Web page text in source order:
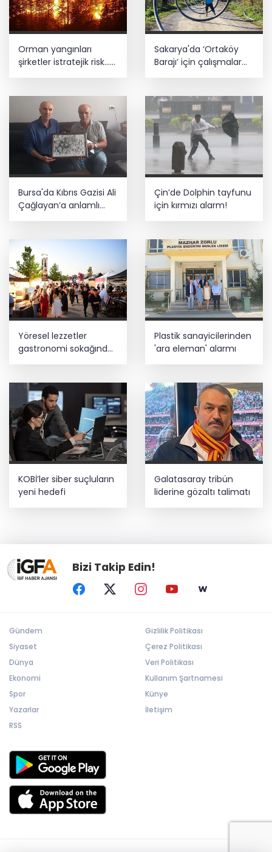
Orman yangınları
şirketler istratejik risk...
Sakarya'da ‘Ortaköy
Barajı’ için çalışmalar
Bursa'da Kıbrıs Gazisi Ali
Çağlayan’a anlamlı
Çin’de Dolphin tayfunu
için kırmızı alarm!
Yöresel lezzetler
gastronomi sokağında
ziyaretçilerle buluşuyor
Plastik sanayicilerinden
'ara eleman' alarmı
KOBİ’ler siber suçluların
yeni hedefi
Galatasaray tribün
liderine gözaltı talimatı
Bizi Takip Edin!
Gündem
Siyaset
Dünya
Ekonomi
Spor
Yazarlar
RSS
Gizlilik Politikası
Çerez Politikası
Veri Politikası
Kullanım Şartnamesi
Künye
İletişim